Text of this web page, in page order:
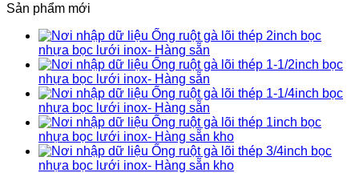
Sản phẩm mới
Ống ruột gà lõi thép 2inch bọc
nhựa bọc lưới inox- Hàng sẵn
Ống ruột gà lõi thép 1-1/2inch bọc
nhựa bọc lưới inox- Hàng sẵn
Ống ruột gà lõi thép 1-1/4inch bọc
nhựa bọc lưới inox- Hàng sẵn
Ống ruột gà lõi thép 1inch bọc
nhựa bọc lưới inox- Hàng sẵn kho
Ống ruột gà lõi thép 3/4inch bọc
nhựa bọc lưới inox- Hàng sẵn kho